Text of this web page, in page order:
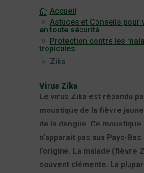
Accueil
Astuces et Conseils pour
en toute sécurité
Protection contre les
tropicales
Zika
Virus Zika
Le virus Zika est répandu
moustique de la fièvre
de la dengue. Ce moustique
n’apparait pas aux Pays-Bas
l’origine. La malade (fièvre
souvent clémente. La